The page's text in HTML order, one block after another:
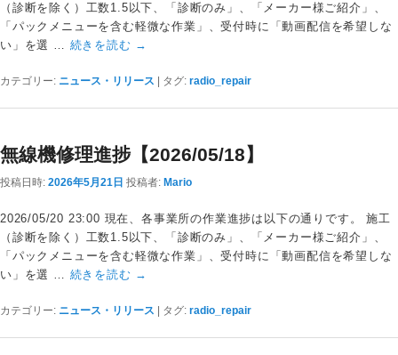
（診断を除く）工数1.5以下、「診断のみ」、「メーカー様ご紹介」、
「パックメニューを含む軽微な作業」、受付時に「動画配信を希望しな
い」を選 … 続きを読む →
カテゴリー: ニュース・リリース タグ: radio_repair
無線機修理進捗【2026/05/18】
投稿日時: 2026年5月21日 投稿者: Mario
2026/05/20 23:00 現在、各事業所の作業進捗は以下の通りです。 施工
（診断を除く）工数1.5以下、「診断のみ」、「メーカー様ご紹介」、
「パックメニューを含む軽微な作業」、受付時に「動画配信を希望しな
い」を選 … 続きを読む →
カテゴリー: ニュース・リリース タグ: radio_repair